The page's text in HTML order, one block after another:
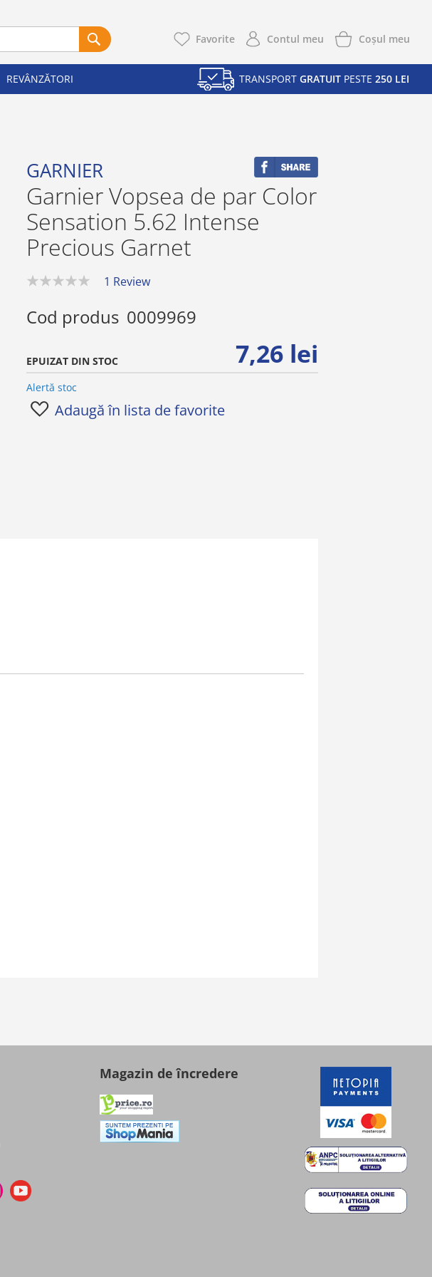
Favorite Contul meu Coşul meu
REVÂNZĂTORI TRANSPORT GRATUIT PESTE 250 LEI
GARNIER
Garnier Vopsea de par Color
Sensation 5.62 Intense
Precious Garnet
1 Review
EPUIZAT DIN STOC
Cod produs 0009969
7,26 lei
Alertă stoc
Adaugă în lista de favorite
Magazin de încredere